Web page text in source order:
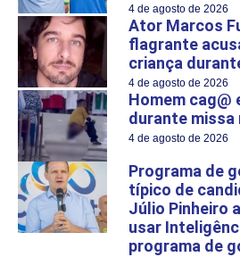
4 de agosto de 2026
Ator Marcos
flagrante
criança
4 de agosto de 2026
Homem cag@
durante missa
4 de agosto de 2026
Programa de
típico de
Júlio Pinheiro
usar
programa de